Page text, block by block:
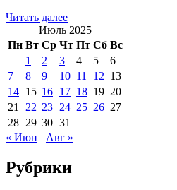
Читать далее
Июль 2025
Пн Вт Ср Чт Пт Сб Вс
1
2 3 4 5
6
7
8 9 10 11 12 13
14 15 16 17 18 19 20
21
22 23 24 25 26 27
28 29 30 31
« Июн
Авг »
Рубрики